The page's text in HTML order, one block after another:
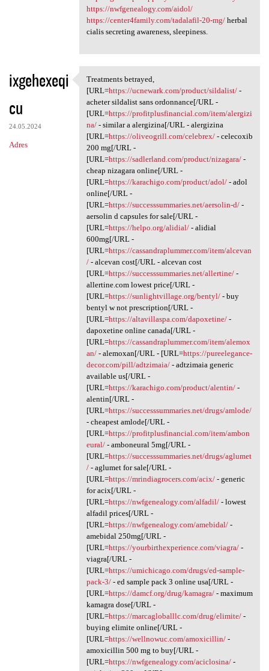
https://nwfgenealogy.com/aidol/
https://center4family.com/tadalafil-20-mg/herbal
cialis secreting awareness, sleepiness.
ixgehexeqi
cu
24.05.2024
Adres
Treatments betrayed, [URL
Treatments betrayed,
[URL=https://ucnewark.com/product/sildalist/-
acheter sildalist sans ordonnance[/URL -
[URL=https://profitplusfinancial.com/item/alergizi
na/- similar a alergizina[/URL - alergizina
[URL=https://oliveogrill.com/celebrex/- celecoxib
200 mg[/URL -
[URL=https://sadlerland.com/product/nizagara/-
cheap nizagara online[/URL -
[URL=https://karachigo.com/product/adol/- adol
online[/URL -
[URL=https://successsummaries.net/aersolin-d/-
aersolin d capsules for sale[/URL -
[URL=https://helpo.org/alidial/- alidial
600mg[/URL -
[URL=https://cassandraplummer.com/item/alcevan
/- alcevan cost[/URL - alcevan cost
[URL=https://successsummaries.net/allertine/-
allertine.com lowest price[/URL -
[URL=https://sunlightvillage.org/bentyl/- buy
bentyl w not prescription[/URL -
[URL=https://altavillaspa.com/dapoxetine/-
dapoxetine online canada[/URL -
[URL=https://cassandraplummer.com/item/alemox
an/- alemoxan[/URL - [URL=https://pureelegance-
decor.com/pill/adtzimaia/- adtzimaia generic
available us[/URL -
[URL=https://karachigo.com/product/alentin/-
alentin[/URL -
[URL=https://successsummaries.net/drugs/amlode/
- cheapest amlode[/URL -
[URL=https://profitplusfinancial.com/item/ambon
eural/- amboneural 5mg[/URL -
[URL=https://successsummaries.net/drugs/aglumet
/- aglumet for sale[/URL -
[URL=https://mrindiagrocers.com/acix/- generic
for acix[/URL -
[URL=https://nwfgenealogy.com/alfadil/- lowest
alfadil prices[/URL -
[URL=https://nwfgenealogy.com/amebidal/-
amebidal 250mg[/URL -
[URL=https://yourbirthexperience.com/viagra/-
viagra[/URL -
[URL=https://umichicago.com/drugs/ed-sample-
pack-3/- ed sample pack 3 online usa[/URL -
[URL=https://damcf.org/drug/kamagra/- maximum
kamagra dose[/URL -
[URL=https://marcagloballlc.com/drug/elimite/-
buying elimite online[/URL -
[URL=https://wellnowuc.com/amoxicillin/-
amoxicillin 500 mg to buy[/URL -
[URL=https://nwfgenealogy.com/aciclosina/-